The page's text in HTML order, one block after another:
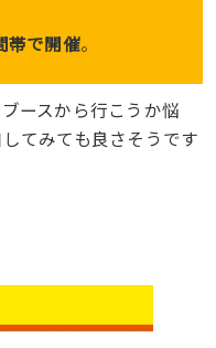
帯で開催。
ースから行こうか悩
てみても良さそうです